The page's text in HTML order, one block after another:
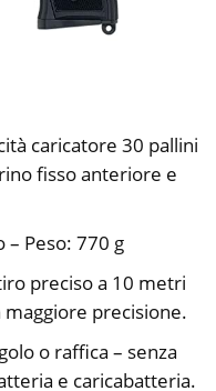
caricatore 30 pallini
fisso anteriore e
Peso: 770 g
preciso a 10 metri
precisione.
o raffica – senza
e caricabatteria.